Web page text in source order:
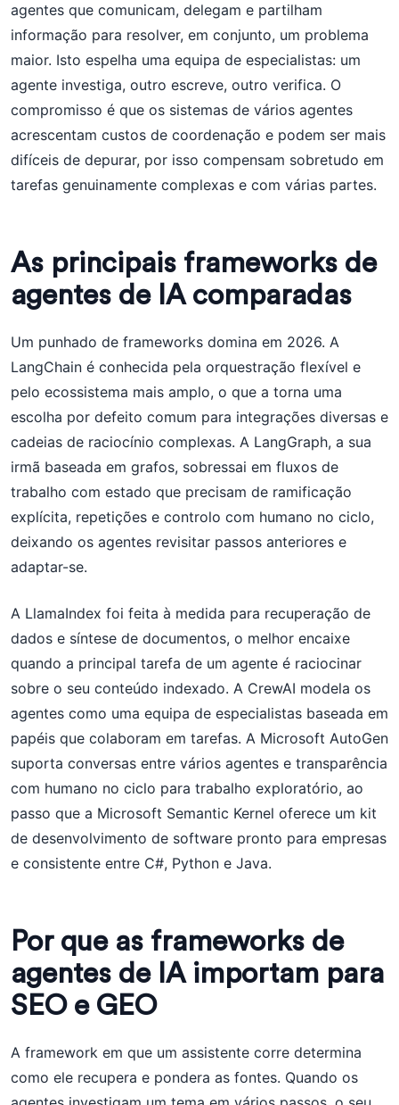
agentes que comunicam, delegam e partilham
informação para resolver, em conjunto, um problema
maior. Isto espelha uma equipa de especialistas: um
agente investiga, outro escreve, outro verifica. O
compromisso é que os sistemas de vários agentes
acrescentam custos de coordenação e podem ser mais
difíceis de depurar, por isso compensam sobretudo em
tarefas genuinamente complexas e com várias partes.
As principais frameworks de
agentes de IA comparadas
Um punhado de frameworks domina em 2026. A
LangChain é conhecida pela orquestração flexível e
pelo ecossistema mais amplo, o que a torna uma
escolha por defeito comum para integrações diversas e
cadeias de raciocínio complexas. A LangGraph, a sua
irmã baseada em grafos, sobressai em fluxos de
trabalho com estado que precisam de ramificação
explícita, repetições e controlo com humano no ciclo,
deixando os agentes revisitar passos anteriores e
adaptar-se.
A LlamaIndex foi feita à medida para recuperação de
dados e síntese de documentos, o melhor encaixe
quando a principal tarefa de um agente é raciocinar
sobre o seu conteúdo indexado. A CrewAI modela os
agentes como uma equipa de especialistas baseada em
papéis que colaboram em tarefas. A Microsoft AutoGen
suporta conversas entre vários agentes e transparência
com humano no ciclo para trabalho exploratório, ao
passo que a Microsoft Semantic Kernel oferece um kit
de desenvolvimento de software pronto para empresas
e consistente entre C#, Python e Java.
Por que as frameworks de
agentes de IA importam para
SEO e GEO
A framework em que um assistente corre determina
como ele recupera e pondera as fontes. Quando os